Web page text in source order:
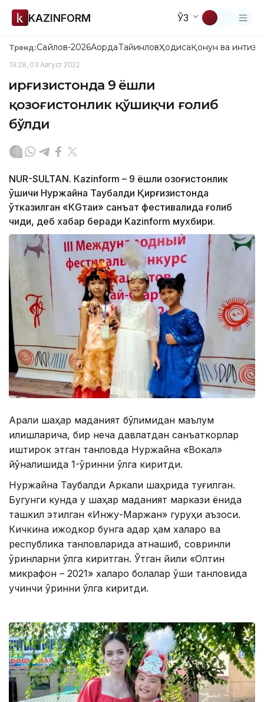
KAZINFORM ЎЗ
Тренд:Сайлов-2026АқордаТайинловҲодисаҚонун ва
19:28, 03 Август 2022
Қирғизистонда 9 ёшли
қозоғистонлик қўшиқчи ғолиб
бўлди
NUR-SULTAN. Кazinform – 9 ёшли қозоғистонлик
қўшиқчи Нуржайна Таубалди Қирғизистонда
ўтказилган «КGтаи» санъат фестивалида ғолиб
чиқди, деб хабар беради Kazinform мухбири.
Арқалиқ шаҳар маданият бўлимидан маълум
қилишларича, бир неча давлатдан санъаткорлар
иштирок этган танловда Нуржайна «Вокал»
йўналишида 1-ўринни қўлга киритди.
Нуржайна Таубалди Аркалиқ шаҳрида туғилган.
Бугунги кунда у шаҳар маданият маркази ёнида
ташкил этилган «Инжу-Маржан» гуруҳи аъзоси.
Кичкина ижодкор бунга қадар ҳам халқаро ва
республика танловларида қатнашиб, совринли
ўринларни қўлга киритган. Ўтган йили «Олтин
микрафон – 2021» халқаро болалар қўшиқ танловида
учинчи ўринни қўлга киритди.